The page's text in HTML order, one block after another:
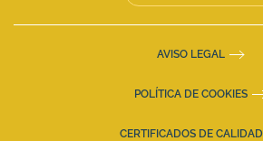
AVISO LEGAL
POLÍTICA DE COOKIES
CERTIFICADOS DE CALIDAD